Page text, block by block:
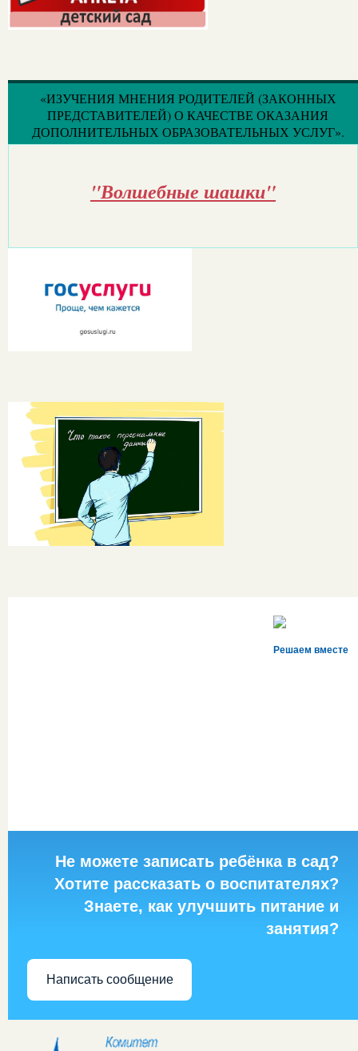
«ИЗУЧЕНИЯ МНЕНИЯ РОДИТЕЛЕЙ (ЗАКОННЫХ
ПРЕДСТАВИТЕЛЕЙ) О КАЧЕСТВЕ ОКАЗАНИЯ
ДОПОЛНИТЕЛЬНЫХ ОБРАЗОВАТЕЛЬНЫХ УСЛУГ».
"Волшебные шашки"
Решаем вместе
Не можете записать ребёнка в сад?
Хотите рассказать о воспитателях?
Знаете, как улучшить питание и
занятия?
Написать сообщение